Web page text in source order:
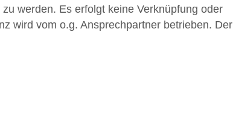
werden. Es erfolgt keine Verknüpfung oder
wird vom o.g. Ansprechpartner betrieben. Der